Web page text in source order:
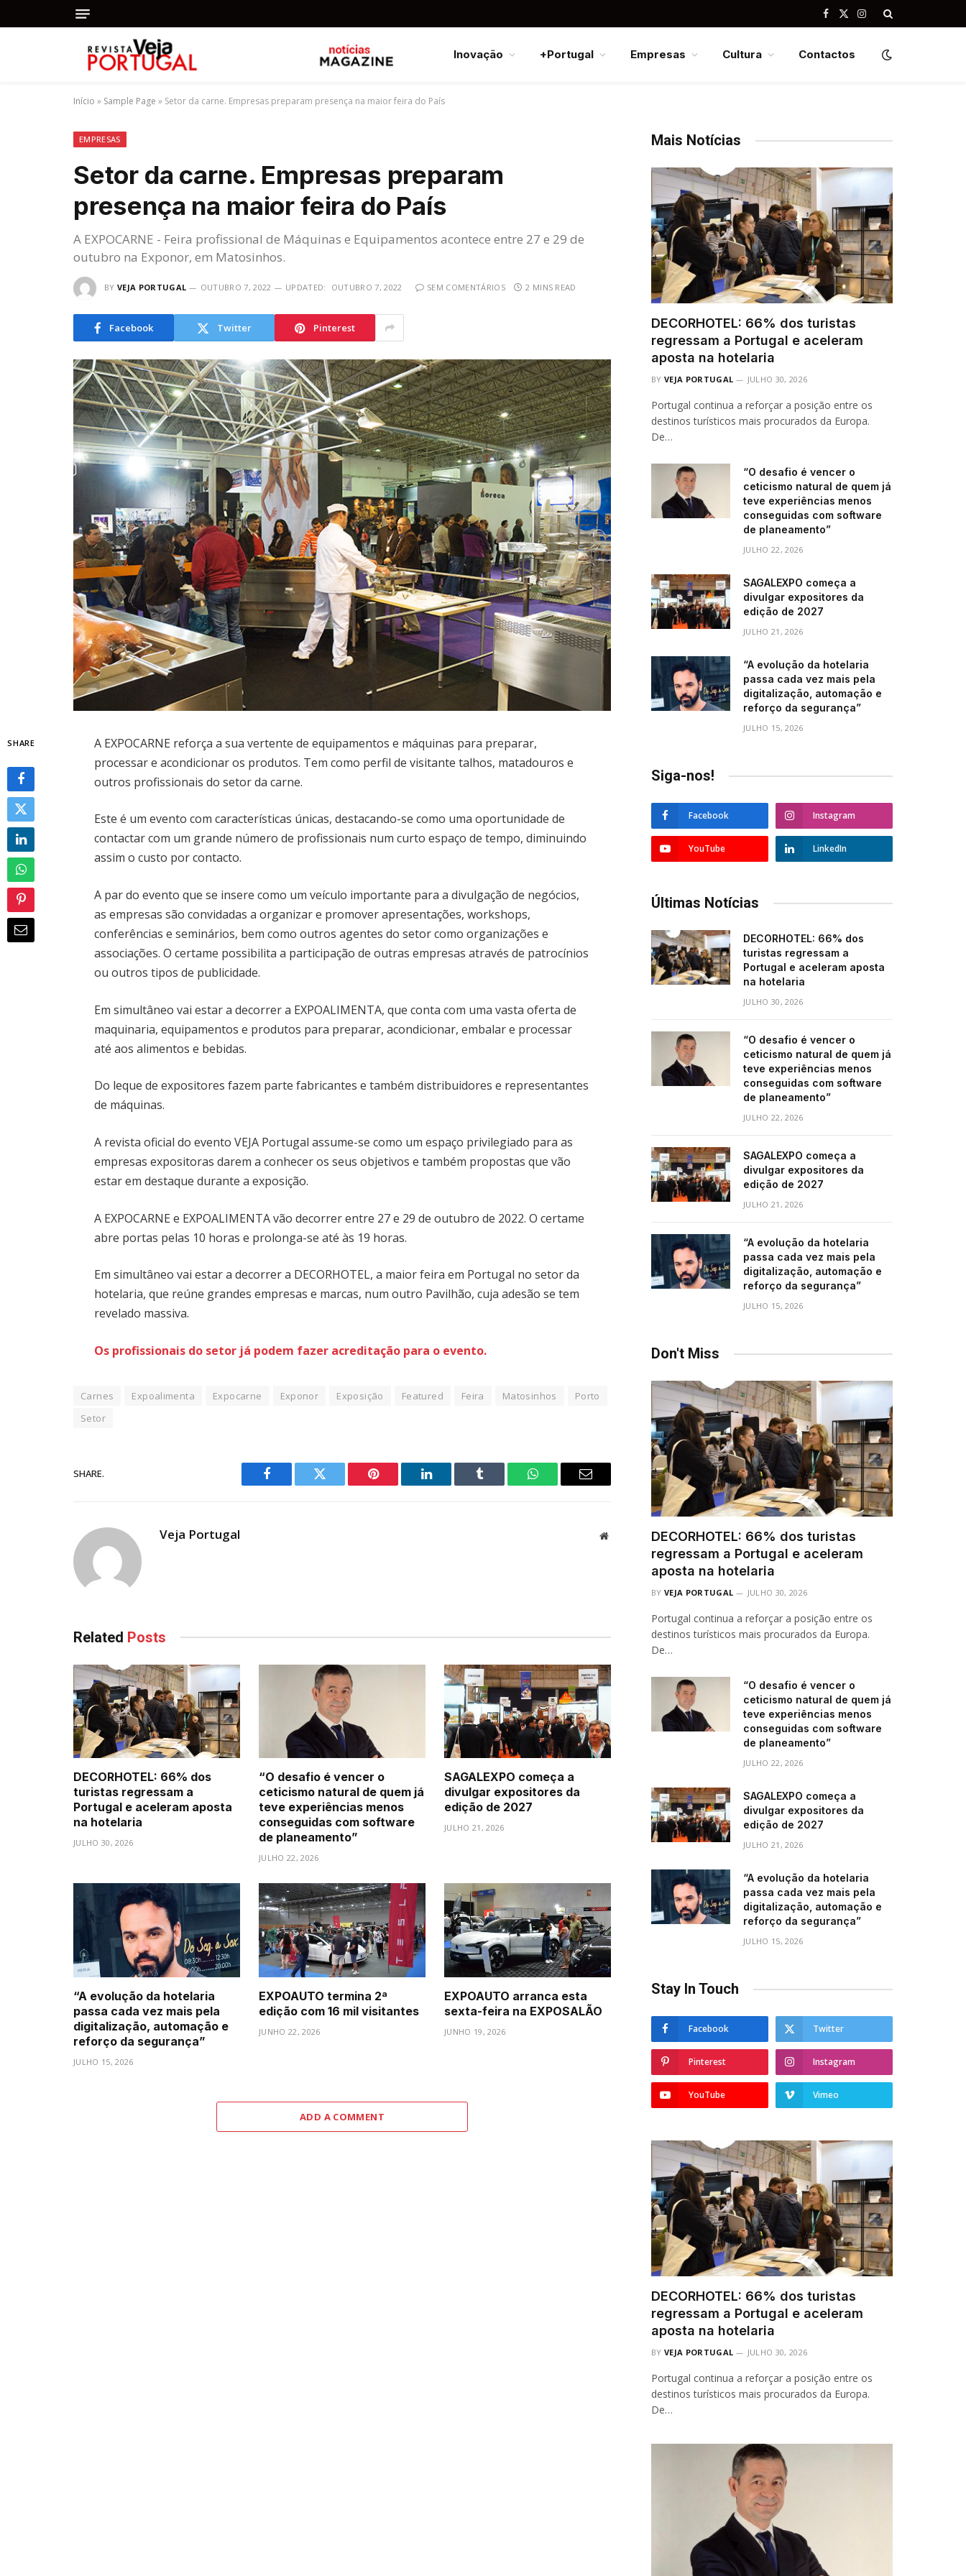
Facebook
X
Instagram
Inovação +Portugal Empresas Cultura Contactos
Início » Sample Page » Setor da carne. Empresas preparam presença na maior feira do País
EMPRESAS
Setor da carne. Empresas preparam
presença na maior feira do País
A EXPOCARNE - Feira profissional de Máquinas e Equipamentos acontece entre 27 e 29 de
outubro na Exponor, em Matosinhos.
BY VEJA PORTUGAL OUTUBRO 7, 2022 UPDATED: OUTUBRO 7, 2022 SEM COMENTÁRIOS 2 MINS READ
Facebook Twitter Pinterest
SHARE
A EXPOCARNE reforça a sua vertente de equipamentos e máquinas para preparar,
processar e acondicionar os produtos. Tem como perfil de visitante talhos, matadouros e
outros profissionais do setor da carne.
Este é um evento com características únicas, destacando-se como uma oportunidade de
contactar com um grande número de profissionais num curto espaço de tempo, diminuindo
assim o custo por contacto.
A par do evento que se insere como um veículo importante para a divulgação de negócios,
as empresas são convidadas a organizar e promover apresentações, workshops,
conferências e seminários, bem como outros agentes do setor como organizações e
associações. O certame possibilita a participação de outras empresas através de patrocínios
ou outros tipos de publicidade.
Em simultâneo vai estar a decorrer a EXPOALIMENTA, que conta com uma vasta oferta de
maquinaria, equipamentos e produtos para preparar, acondicionar, embalar e processar
até aos alimentos e bebidas.
Do leque de expositores fazem parte fabricantes e também distribuidores e representantes
de máquinas.
A revista oficial do evento VEJA Portugal assume-se como um espaço privilegiado para as
empresas expositoras darem a conhecer os seus objetivos e também propostas que vão
estar em destaque durante a exposição.
A EXPOCARNE e EXPOALIMENTA vão decorrer entre 27 e 29 de outubro de 2022. O certame
abre portas pelas 10 horas e prolonga-se até às 19 horas.
Em simultâneo vai estar a decorrer a DECORHOTEL, a maior feira em Portugal no setor da
hotelaria, que reúne grandes empresas e marcas, num outro Pavilhão, cuja adesão se tem
revelado massiva.
Os profissionais do setor já podem fazer acreditação para o evento.
Carnes Expoalimenta Expocarne Exponor Exposição Featured Feira Matosinhos
Porto
Setor
SHARE.
Facebook Twitter Pinterest LinkedIn Tumblr WhatsAppEmail
Veja Portugal Website
Related Posts
DECORHOTEL: 66% dos
turistas regressam a
Portugal e aceleram aposta
na hotelaria
JULHO 30, 2026
“O desafio é vencer o
ceticismo natural de quem já
teve experiências menos
conseguidas com software
de planeamento”
JULHO 22, 2026
SAGALEXPO começa a
divulgar expositores da
edição de 2027
JULHO 21, 2026
“A evolução da hotelaria
passa cada vez mais pela
digitalização, automação e
reforço da segurança”
JULHO 15, 2026
EXPOAUTO termina 2ª
edição com 16 mil visitantes
JUNHO 22, 2026
EXPOAUTO arranca esta
sexta-feira na EXPOSALÃO
JUNHO 19, 2026
ADD A COMMENT
Mais Notícias
DECORHOTEL: 66% dos turistas
regressam a Portugal e aceleram
aposta na hotelaria
BY VEJA PORTUGAL JULHO 30, 2026
Portugal continua a reforçar a posição entre os
destinos turísticos mais procurados da Europa.
De…
“O desafio é vencer o
ceticismo natural de quem já
teve experiências menos
conseguidas com software
de planeamento”
JULHO 22, 2026
SAGALEXPO começa a
divulgar expositores da
edição de 2027
JULHO 21, 2026
“A evolução da hotelaria
passa cada vez mais pela
digitalização, automação e
reforço da segurança”
JULHO 15, 2026
Siga-nos!
Facebook Instagram
YouTube LinkedIn
Últimas Notícias
DECORHOTEL: 66% dos
turistas regressam a
Portugal e aceleram aposta
na hotelaria
JULHO 30, 2026
“O desafio é vencer o
ceticismo natural de quem já
teve experiências menos
conseguidas com software
de planeamento”
JULHO 22, 2026
SAGALEXPO começa a
divulgar expositores da
edição de 2027
JULHO 21, 2026
“A evolução da hotelaria
passa cada vez mais pela
digitalização, automação e
reforço da segurança”
JULHO 15, 2026
Don't Miss
DECORHOTEL: 66% dos turistas
regressam a Portugal e aceleram
aposta na hotelaria
BY VEJA PORTUGAL JULHO 30, 2026
Portugal continua a reforçar a posição entre os
destinos turísticos mais procurados da Europa.
De…
“O desafio é vencer o
ceticismo natural de quem já
teve experiências menos
conseguidas com software
de planeamento”
JULHO 22, 2026
SAGALEXPO começa a
divulgar expositores da
edição de 2027
JULHO 21, 2026
“A evolução da hotelaria
passa cada vez mais pela
digitalização, automação e
reforço da segurança”
JULHO 15, 2026
Stay In Touch
Facebook Twitter
Pinterest Instagram
YouTube Vimeo
DECORHOTEL: 66% dos turistas
regressam a Portugal e aceleram
aposta na hotelaria
BY VEJA PORTUGAL JULHO 30, 2026
Portugal continua a reforçar a posição entre os
destinos turísticos mais procurados da Europa.
De…